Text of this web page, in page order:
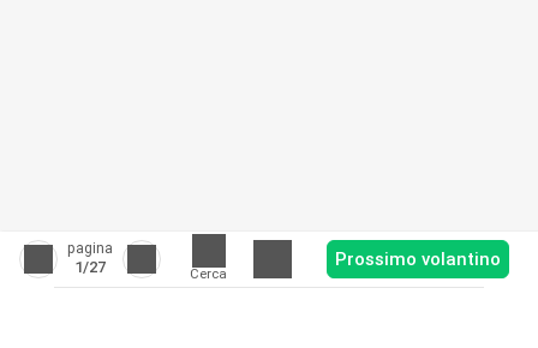
pagina
1/27 Cerca
Prossimo volantino